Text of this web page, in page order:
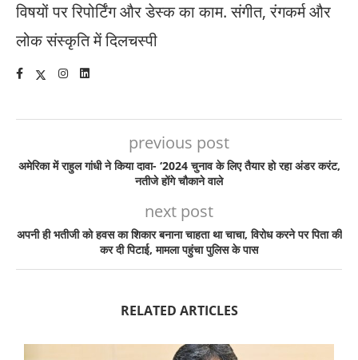
विषयों पर रिपोर्टिंग और डेस्क का काम. संगीत, रंगकर्म और
लोक संस्कृति में दिलचस्पी
previous post
अमेरिका में राहुल गांधी ने किया दावा- ‘2024 चुनाव के लिए तैयार हो रहा अंडर करंट,
नतीजे होंगे चौकाने वाले
next post
अपनी ही भतीजी को हवस का शिकार बनाना चाहता था चाचा, विरोध करने पर पिता की
कर दी पिटाई, मामला पहुंचा पुलिस के पास
RELATED ARTICLES